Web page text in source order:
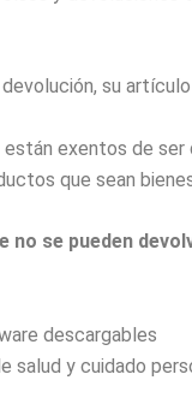
su
exentos de
que sean
no se pueden
descargables
salud y cuidado